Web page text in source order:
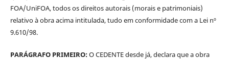
FOA/UniFOA, todos os direitos autorais (morais e patrimoniais)
relativo à obra acima intitulada, tudo em conformidade com a Lei nº
9.610/98.
PARÁGRAFO PRIMEIRO:O CEDENTE desde já, declara que a obra